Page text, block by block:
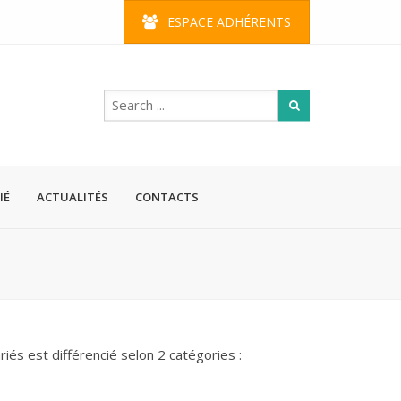
ESPACE ADHÉRENTS
ACTUALITÉS CONTACTS
est différencié selon 2 catégories :